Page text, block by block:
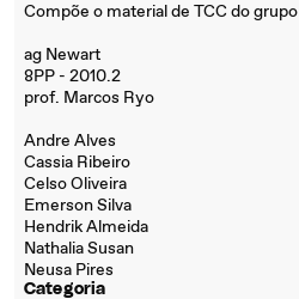
Compõe o material de TCC do grupo
ag Newart
8PP - 2010.2
prof. Marcos Ryo
Andre Alves
Cassia Ribeiro
Celso Oliveira
Emerson Silva
Hendrik Almeida
Nathalia Susan
Neusa Pires
Categoria